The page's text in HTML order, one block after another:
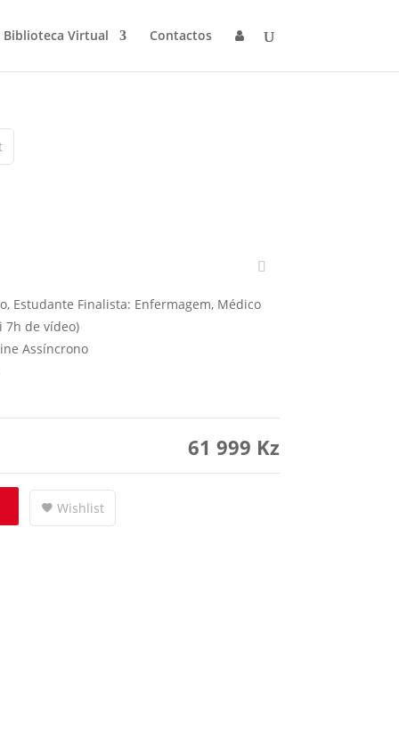
Biblioteca Virtual Contactos
Estudante Finalista: Enfermagem, Médico
7h de vídeo)
Assíncrono
61 999 Kz
Wishlist